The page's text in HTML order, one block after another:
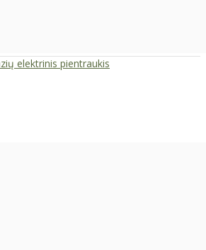
elektrinis pientraukis